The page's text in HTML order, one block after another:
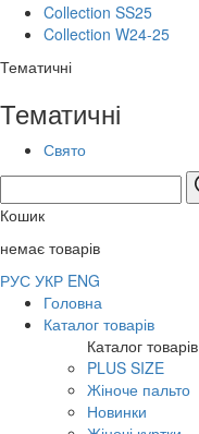
Collection SS25
Collection W24-25
Тематичні
Тематичні
Свято
Кошик
немає товарів
РУС УКР ENG
Головна
Каталог товарів
Каталог товарів
PLUS SIZE
Жіноче пальто
Новинки